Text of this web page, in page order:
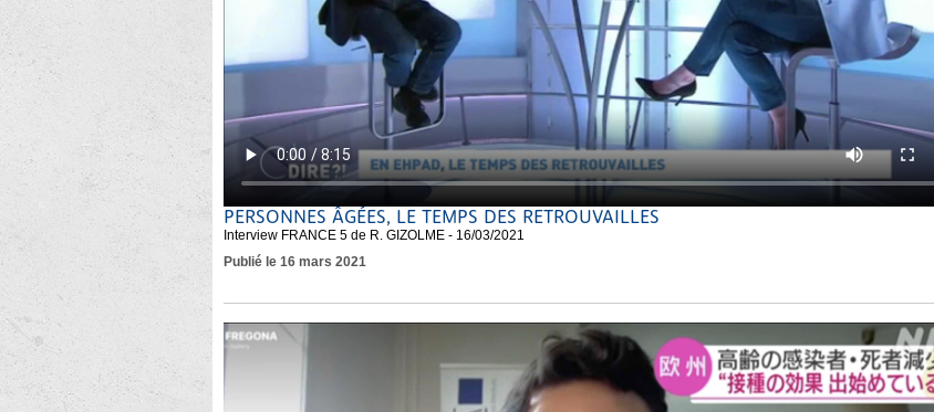
PERSONNES ÂGÉES, LE TEMPS DES RETROUVAILLES
Interview FRANCE 5 de R. GIZOLME - 16/03/2021
Publié le 16 mars 2021